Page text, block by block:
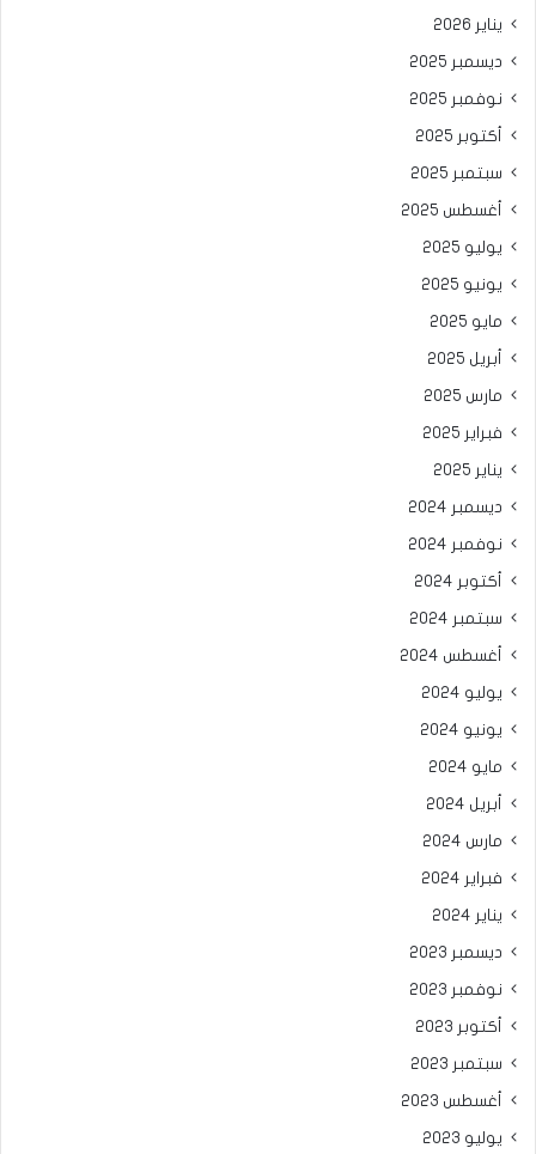
يناير 2026
ديسمبر 2025
نوفمبر 2025
أكتوبر 2025
سبتمبر 2025
أغسطس 2025
يوليو 2025
يونيو 2025
مايو 2025
أبريل 2025
مارس 2025
فبراير 2025
يناير 2025
ديسمبر 2024
نوفمبر 2024
أكتوبر 2024
سبتمبر 2024
أغسطس 2024
يوليو 2024
يونيو 2024
مايو 2024
أبريل 2024
مارس 2024
فبراير 2024
يناير 2024
ديسمبر 2023
نوفمبر 2023
أكتوبر 2023
سبتمبر 2023
أغسطس 2023
يوليو 2023